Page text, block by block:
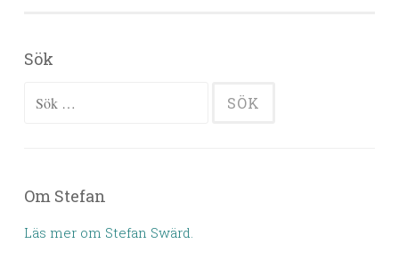
Sök
Sök efter:
Om Stefan
Läs mer om Stefan Swärd.